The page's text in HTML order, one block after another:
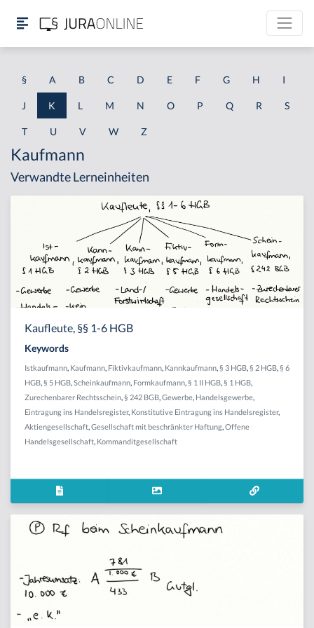
§ A B C D E F G H I
J K L M N O P Q R S
T U V W Z
Kaufmann
Verwandte Lerneinheiten
Kaufleute, §§ 1-6 HGB
Keywords
Istkaufmann Kaufmann Fiktivkaufmann Kannkaufmann § 3 HGB § 2 HGB § 6
HGB § 5 HGB Scheinkaufmann Formkaufmann § 1 II HGB § 1 HGB
Zurechenbarer Rechtsschein § 242 BGB Gewerbe Handelsgewerbe
Eintragung ins Handelsregister, Konstitutive Eintragung ins Handelsregister,
Aktiengesellschaft Gesellschaft mit beschränkter Haftung Offene
Handelsgesellschaft Kommanditgesellschaft